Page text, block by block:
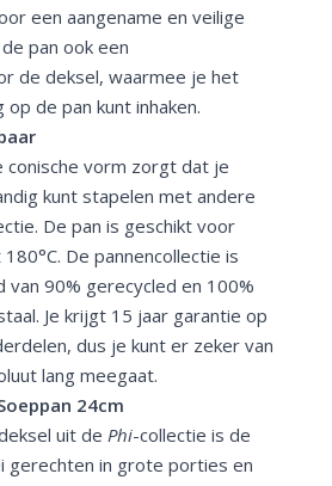
een aangename en veilige
pan ook een
de deksel, waarmee je het
de pan kunt inhaken.
conische vorm zorgt dat je
kunt stapelen met andere
De pan is geschikt voor
De pannencollectie is
van 90% gerecycled en 100%
Je krijgt 15 jaar garantie op
dus je kunt er zeker van
lang meegaat.
24cm
uit de Phi-collectie is de
gerechten in grote porties en